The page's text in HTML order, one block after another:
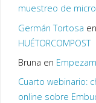
muestreo de
Germán Tortosa en
HUÉTORCOMPOST
Bruna en
Cuarto webinario:
online sobre